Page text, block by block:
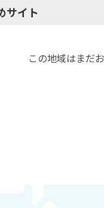
サイト
この地域はまだ